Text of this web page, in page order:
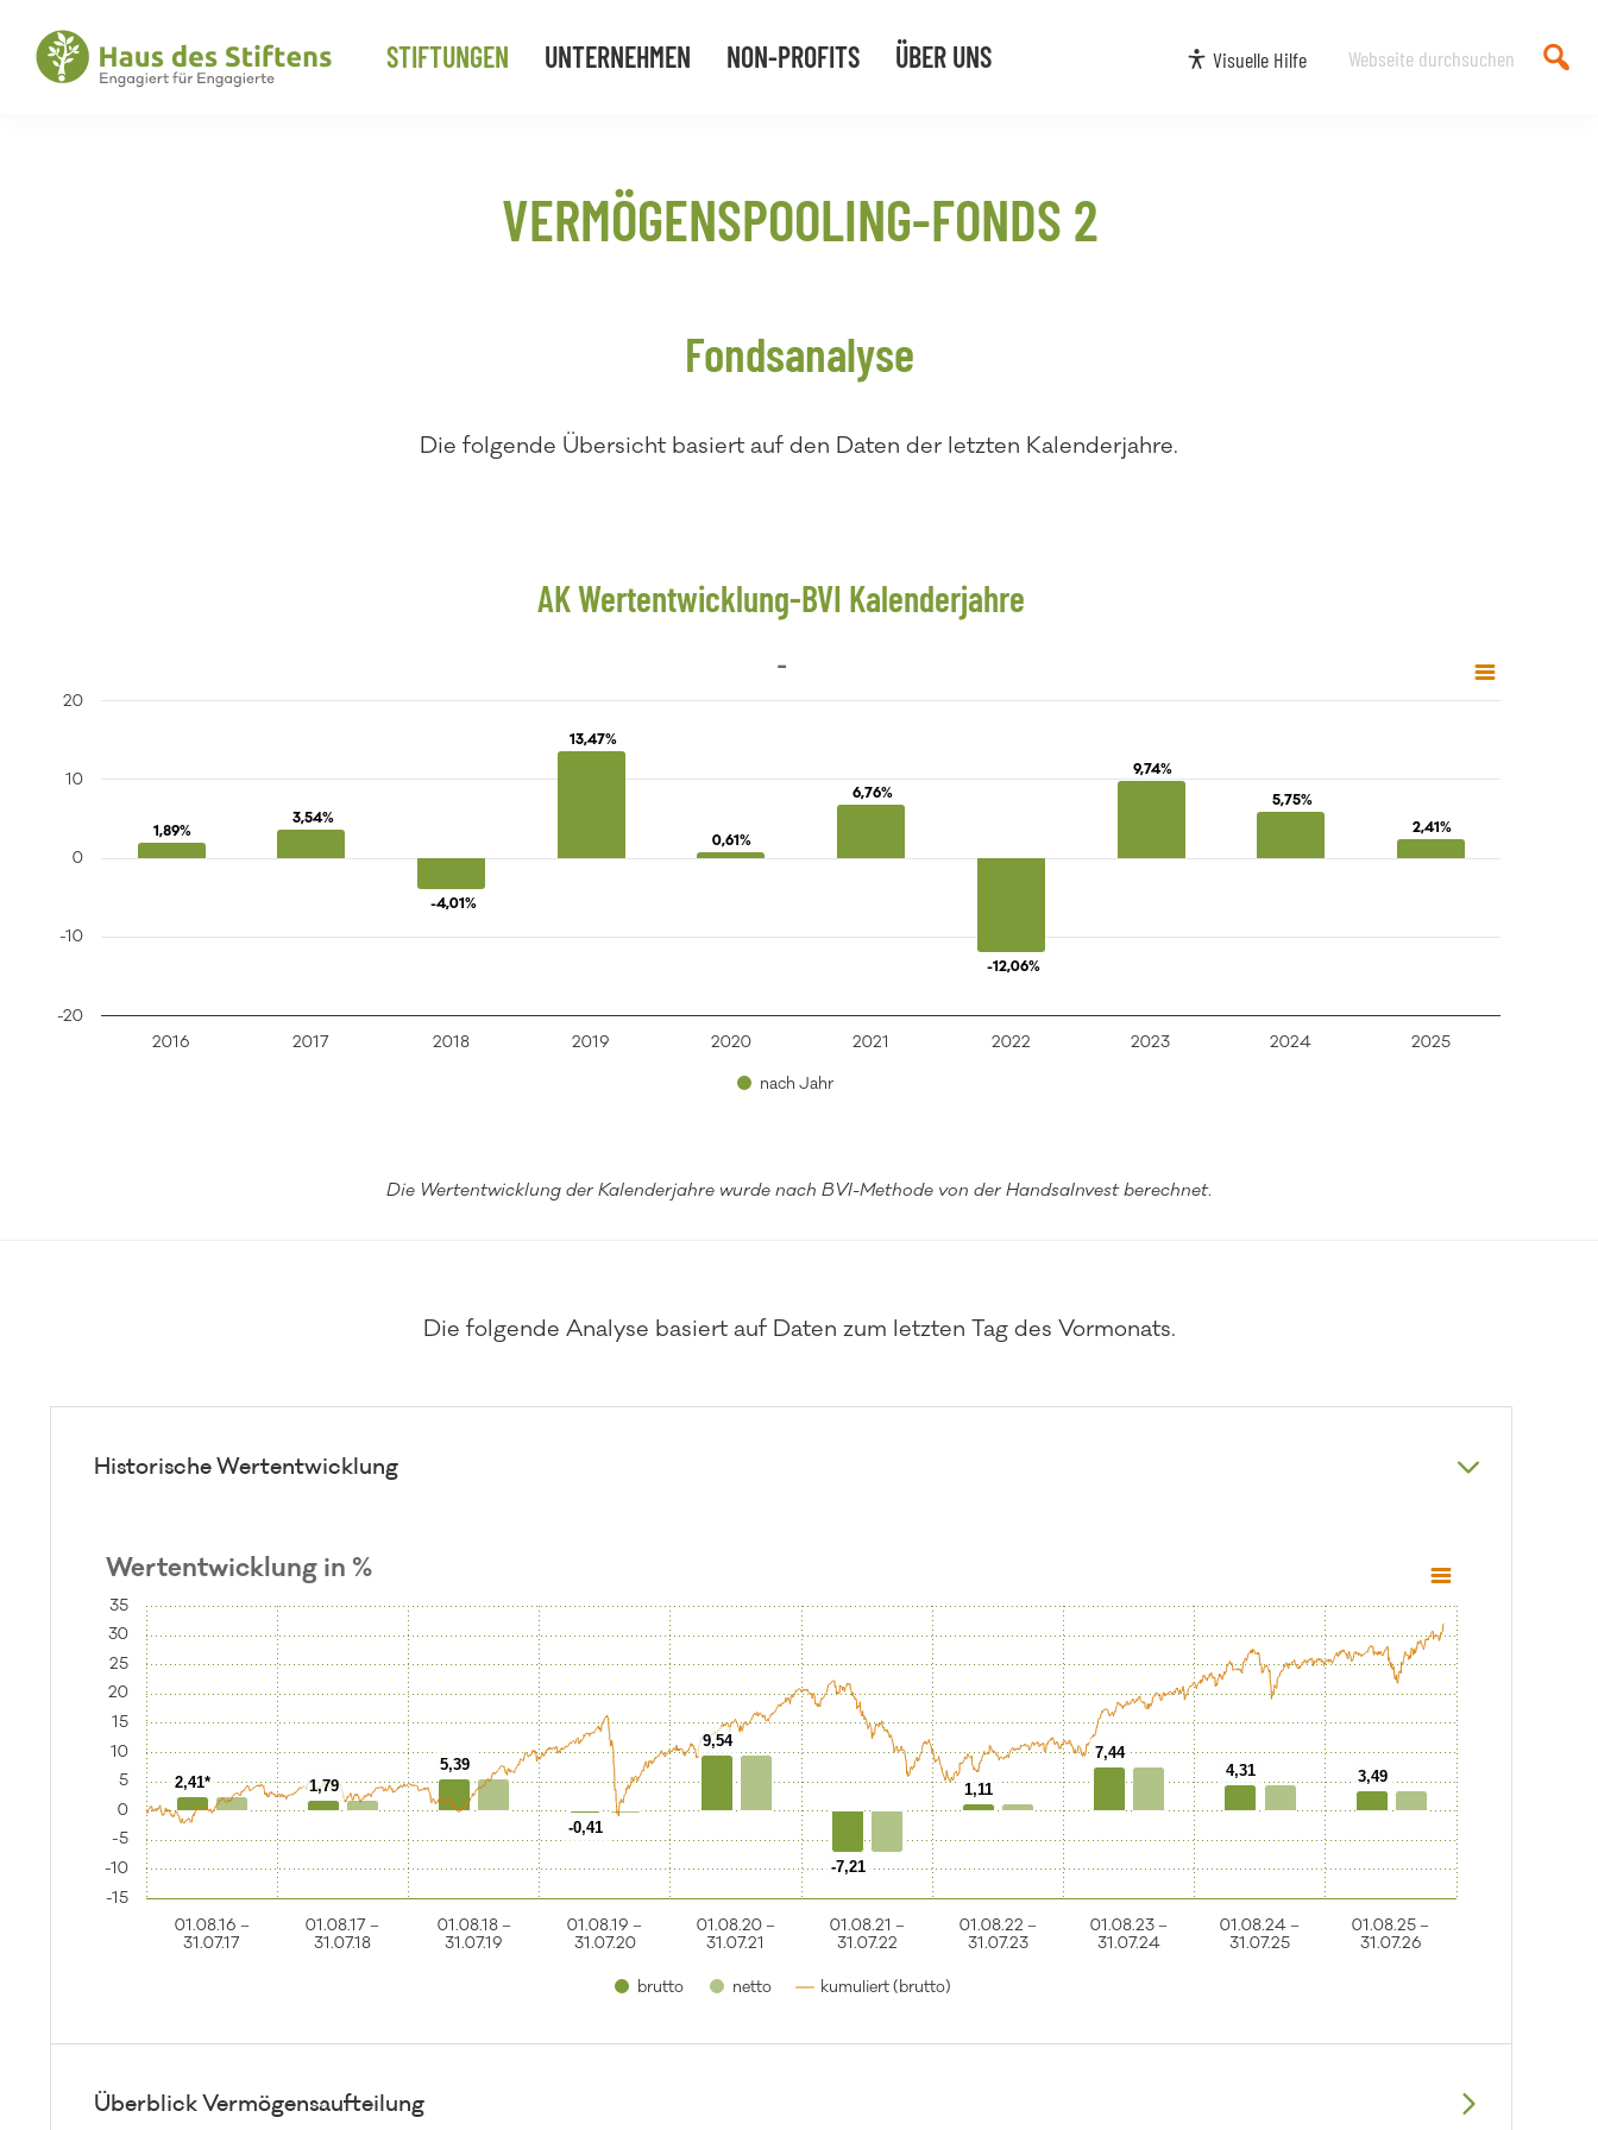
Hauptnavigation
springen
Inhalt
springen
Fußzeile
springen
STIFTUNGEN UNTERNEHMEN NON-PROFITS ÜBER UNS Visuelle Hilfe
VERMÖGENSPOOLING-FONDS 2
Fondsanalyse
Die folgende Übersicht basiert auf den Daten der letzten Kalenderjahre.
AK Wertentwicklung-BVI Kalenderjahre
-
1,89%
1,89%
3,54%
3,54%
-4,01%
-4,01%
13,47%
13,47%
0,61%
0,61%
6,76%
6,76%
-12,06%
-12,06%
9,74%
9,74%
5,75%
5,75%
2,41%
2,41%
nach Jahr
2016 2017 2018 2019 2020 2021 2022 2023 2024 2025
-20
-10
0
10
20
Die Wertentwicklung der Kalenderjahre wurde nach BVI-Methode von der HandsaInvest berechnet.
Die folgende Analyse basiert auf Daten zum letzten Tag des Vormonats.
Historische Wertentwicklung
Wertentwicklung in %
brutto netto kumuliert (brutto)
01.08.16 –
31.07.17
01.08.17 –
31.07.18
01.08.18 –
31.07.19
01.08.19 –
31.07.20
01.08.20 –
31.07.21
01.08.21 –
31.07.22
01.08.22 –
31.07.23
01.08.23 –
31.07.24
01.08.24 –
31.07.25
01.08.25 –
31.07.26
-15
-10
-5
0
5
10
15
20
25
30
35
2,41* 1,79
5,39
-0,41
9,54
-7,21
1,11
7,44
4,31
3,49
Überblick Vermögensaufteilung